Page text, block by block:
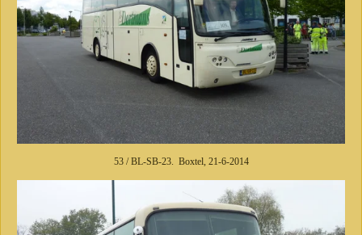
53 / BL-SB-23. Boxtel, 21-6-2014